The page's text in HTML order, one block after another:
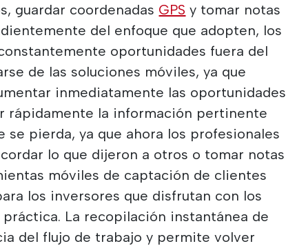
guardar coordenadas GPS y tomar notas
del enfoque que adopten, los
oportunidades fuera del
de las soluciones móviles, ya que
inmediatamente las oportunidades
rápidamente la información pertinente
pierda, ya que ahora los profesionales
lo que dijeron a otros o tomar notas
móviles de captación de clientes
los inversores que disfrutan con los
La recopilación instantánea de
del flujo de trabajo y permite volver